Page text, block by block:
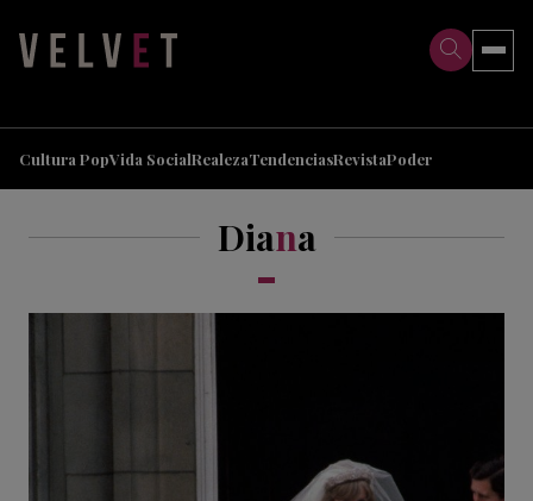
Cultura PopVida SocialRealezaTendenciasRevistaPoder
Diana